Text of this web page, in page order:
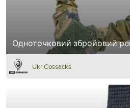
Одноточковий збройовий
Ukr Cossacks